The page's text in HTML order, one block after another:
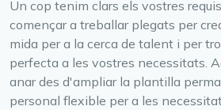
Un cop tenim clars els vostres
començar a treballar plegats per
mida per a la cerca de talent i per
perfecta a les vostres necessitats.
anar des d'ampliar la plantilla
personal flexible per a les